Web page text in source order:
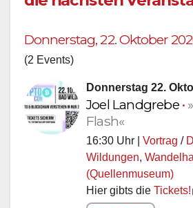
Donnerstag, 22. Oktober
(2 Events)
Donnerstag 22.
Joel Landgrebe •
Flash«
16:30 Uhr | Vortrag /
Wildungen,
(Quellenmuseum)
Hier gibts die Tickets!